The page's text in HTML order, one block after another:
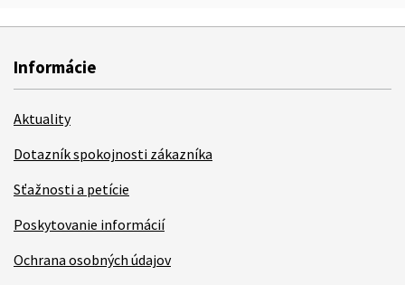
Informácie
Aktuality
Dotazník spokojnosti zákazníka
Sťažnosti a petície
Poskytovanie informácií
Ochrana osobných údajov